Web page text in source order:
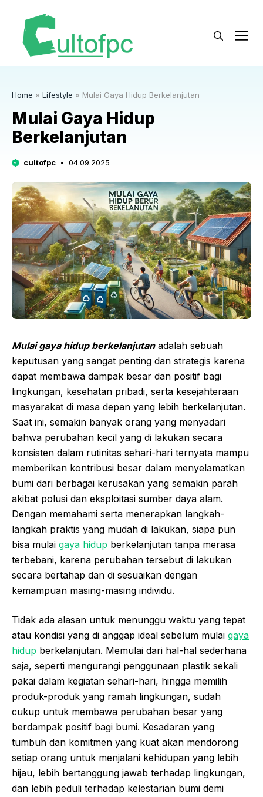
Home » Lifestyle » Mulai Gaya Hidup Berkelanjutan
Mulai Gaya Hidup
Berkelanjutan
cultofpc 04.09.2025
Mulai gaya hidup berkelanjutanadalah sebuah
keputusan yang sangat penting dan strategis karena
dapat membawa dampak besar dan positif bagi
lingkungan, kesehatan pribadi, serta kesejahteraan
masyarakat di masa depan yang lebih berkelanjutan.
Saat ini, semakin banyak orang yang menyadari
bahwa perubahan kecil yang di lakukan secara
konsisten dalam rutinitas sehari-hari ternyata mampu
memberikan kontribusi besar dalam menyelamatkan
bumi dari berbagai kerusakan yang semakin parah
akibat polusi dan eksploitasi sumber daya alam.
Dengan memahami serta menerapkan langkah-
langkah praktis yang mudah di lakukan, siapa pun
bisa mulai gaya hidup berkelanjutan tanpa merasa
terbebani, karena perubahan tersebut di lakukan
secara bertahap dan di sesuaikan dengan
kemampuan masing-masing individu.
Tidak ada alasan untuk menunggu waktu yang tepat
atau kondisi yang di anggap ideal sebelum mulai gaya
hidup berkelanjutan. Memulai dari hal-hal sederhana
saja, seperti mengurangi penggunaan plastik sekali
pakai dalam kegiatan sehari-hari, hingga memilih
produk-produk yang ramah lingkungan, sudah
cukup untuk membawa perubahan besar yang
berdampak positif bagi bumi. Kesadaran yang
tumbuh dan komitmen yang kuat akan mendorong
setiap orang untuk menjalani kehidupan yang lebih
hijau, lebih bertanggung jawab terhadap lingkungan,
dan lebih peduli terhadap kelestarian bumi demi